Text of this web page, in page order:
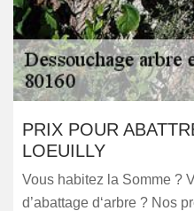
PRIX POUR
LOEUILLY
Vous habitez la Somme ?
d’abattage d‘arbre ? Nos